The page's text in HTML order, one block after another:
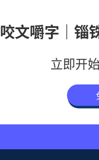
咬文嚼字｜锱
立即开